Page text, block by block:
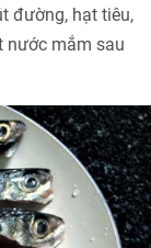
đường, hạt tiêu,
nước mắm sau